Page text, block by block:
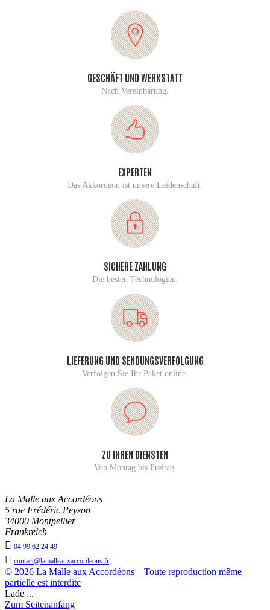
GESCHÄFT UND WERKSTATT
Nach Vereinbarung.
EXPERTEN
Das Akkordeon ist unsere Leidenschaft.
SICHERE ZAHLUNG
Die besten Technologien.
LIEFERUNG UND SENDUNGSVERFOLGUNG
Verfolgen Sie Ihr Paket online.
ZU IHREN DIENSTEN
Von Montag bis Freitag.
La Malle aux Accordéons
5 rue Frédéric Peyson
34000 Montpellier
Frankreich
 04 99 62 24 49
 contact@lamalleauxaccordeons.fr
© 2026 La Malle aux Accordéons – Toute reproduction même
partielle est interdite
Lade ...
Zum Seitenanfang